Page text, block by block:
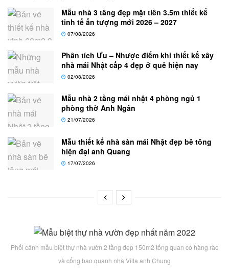
Mẫu nhà 3 tầng đẹp mặt tiền 3.5m thiết kế
tinh tế ấn tượng mới 2026 – 2027
07/08/2026
Phân tích Ưu – Nhược điểm khi thiết kế xây
nhà mái Nhật cấp 4 đẹp ở quê hiện nay
02/08/2026
Mẫu nhà 2 tầng mái nhật 4 phòng ngủ 1
phòng thờ Anh Ngân
21/07/2026
Mẫu thiết kế nhà sàn mái Nhật đẹp bê tông
hiện đại anh Quang
17/07/2026
Phối cảnh mẫu biệt thự nhà vườn 2 tầng đẹp 150m2 tổng quan có hàng rào
và cổng bao quanh nhà Villa anh Chung